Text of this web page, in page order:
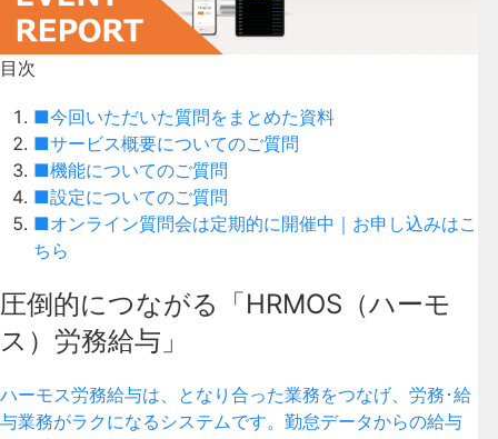
目次
■今回いただいた質問をまとめた資料
■サービス概要についてのご質問
■機能についてのご質問
■設定についてのご質問
■オンライン質問会は定期的に開催中｜お申し込みはこ
ちら
圧倒的につながる「HRMOS（ハーモ
ス）労務給与」
ハーモス労務給与は、となり合った業務をつなげ、労務･給
与業務がラクになるシステムです。勤怠データからの給与